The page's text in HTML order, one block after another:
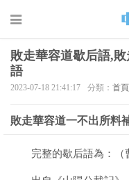
敗走華容道歇后語,
語
2023-07-18 21:41:17 分類： 首頁
敗走華容道一不出所料
完整的歇后語為：